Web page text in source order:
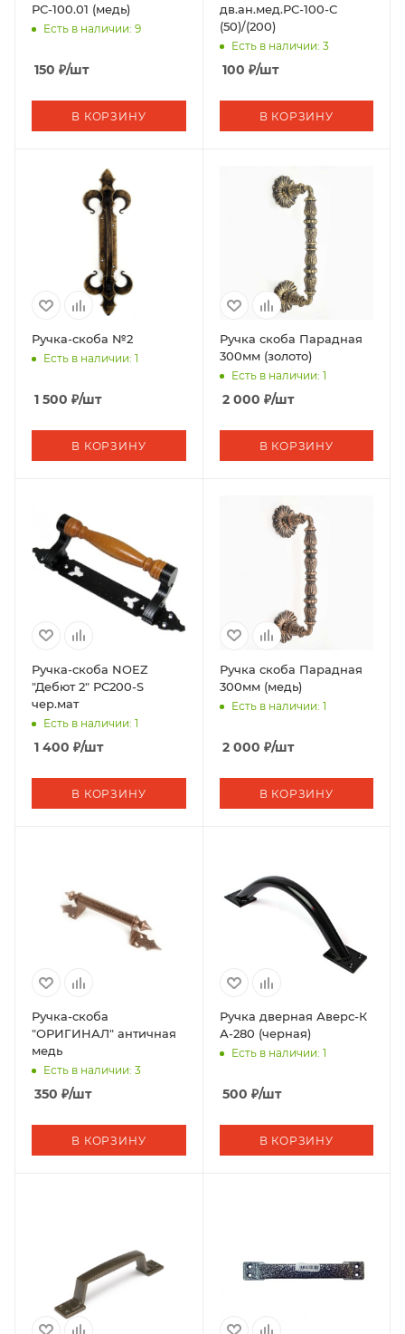
РС-100.01 (медь)
Есть в наличии: 9
150 ₽/шт
В КОРЗИНУ
дв.ан.мед.РС-100-С
(50)/(200)
Есть в наличии: 3
100 ₽/шт
В КОРЗИНУ
Ручка-скоба №2
Есть в наличии: 1
1 500 ₽/шт
В КОРЗИНУ
Ручка скоба Парадная
300мм (золото)
Есть в наличии: 1
2 000 ₽/шт
В КОРЗИНУ
Ручка-скоба NOEZ
"Дебют 2" РС200-S
чер.мат
Есть в наличии: 1
1 400 ₽/шт
В КОРЗИНУ
Ручка скоба Парадная
300мм (медь)
Есть в наличии: 1
2 000 ₽/шт
В КОРЗИНУ
Ручка-скоба
"ОРИГИНАЛ" античная
медь
Есть в наличии: 3
350 ₽/шт
В КОРЗИНУ
Ручка дверная Аверс-К
А-280 (черная)
Есть в наличии: 1
500 ₽/шт
В КОРЗИНУ